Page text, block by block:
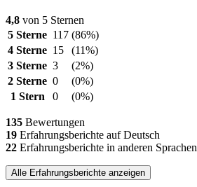
4,8 von 5 Sternen
5 Sterne 117 (86%)
4 Sterne 15
(11%)
3 Sterne 3
(2%)
2 Sterne 0
(0%)
1 Stern
0 (0%)
135 Bewertungen
19 Erfahrungsberichte auf Deutsch
22 Erfahrungsberichte in anderen Sprachen
Alle Erfahrungsberichte anzeigen